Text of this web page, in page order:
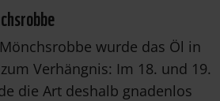
wurde das Öl in
Verhängnis: Im 18. und 19.
die Art deshalb gnadenlos